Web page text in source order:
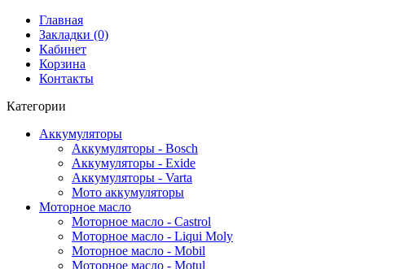
Главная
Закладки (0)
Кабинет
Корзина
Контакты
Категории
Аккумуляторы
Аккумуляторы - Bosch
Аккумуляторы - Exide
Аккумуляторы - Varta
Мото аккумуляторы
Моторное масло
Моторное масло - Castrol
Моторное масло - Liqui Moly
Моторное масло - Mobil
Моторное масло - Motul